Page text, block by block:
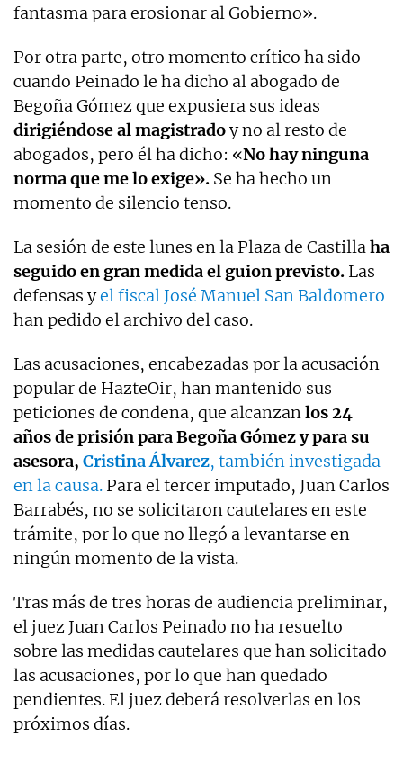
fantasma para erosionar al Gobierno».
Por otra parte, otro momento crítico ha sido
cuando Peinado le ha dicho al abogado de
Begoña Gómez que expusiera sus ideas
dirigiéndose al magistradoy no al resto de
abogados, pero él ha dicho: «No hay ninguna
norma que me lo exige». Se ha hecho un
momento de silencio tenso.
La sesión de este lunes en la Plaza de Castillaha
seguido en gran medida el guion previsto. Las
defensas yel fiscal José Manuel San Baldomero
han pedido el archivo del caso.
Las acusaciones, encabezadas por la acusación
popular de HazteOir, han mantenido sus
peticiones de condena, que alcanzanlos 24
años de prisión para Begoña Gómez y para su
asesora, Cristina Álvarez, también investigada
en la causa. Para el tercer imputado, Juan Carlos
Barrabés, no se solicitaron cautelares en este
trámite, por lo que no llegó a levantarse en
ningún momento de la vista.
Tras más de tres horas de audiencia preliminar,
el juez Juan Carlos Peinado no ha resuelto
sobre las medidas cautelares que han solicitado
las acusaciones, por lo que han quedado
pendientes. El juez deberá resolverlas en los
próximos días.